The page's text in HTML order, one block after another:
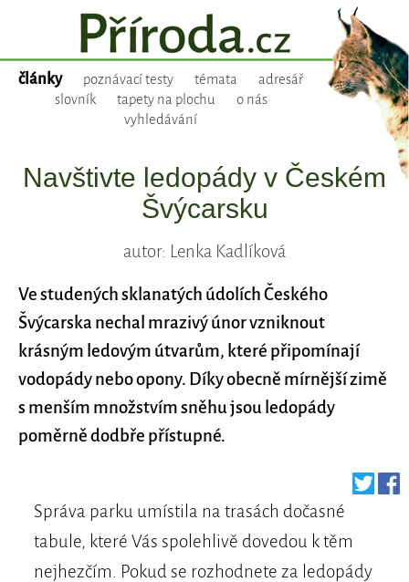
články poznávací testy témata
adresář
slovník
tapety na plochu
o nás
vyhledávání
Navštivte ledopády v Českém
Švýcarsku
autor: Lenka Kadlíková
Ve studených sklanatých údolích Českého
Švýcarska nechal mrazivý únor vzniknout
krásným ledovým útvarům, které připomínají
vodopády nebo opony. Díky obecně mírnější zimě
s menším množstvím sněhu jsou ledopády
poměrně dodbře přístupné.
Správa parku umístila na trasách dočasné
tabule, které Vás spolehlivě dovedou k těm
nejhezčím. Pokud se rozhodnete za ledopády